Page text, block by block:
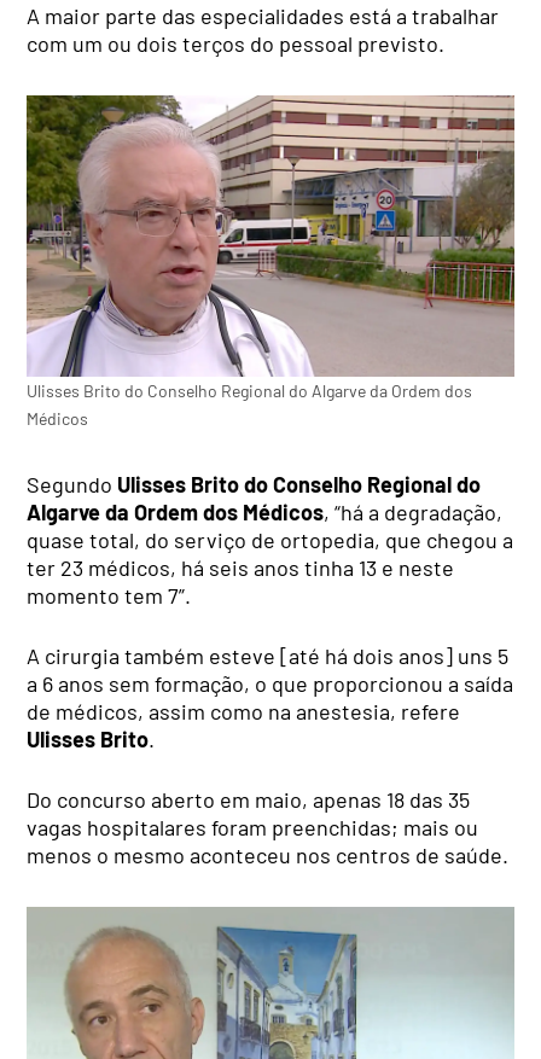
A maior parte das especialidades está a trabalhar
com um ou dois terços do pessoal previsto.
Ulisses Brito do Conselho Regional do Algarve da Ordem dos
Médicos
Segundo Ulisses Brito do Conselho Regional do
Algarve da Ordem dos Médicos, “há a degradação,
quase total, do serviço de ortopedia, que chegou a
ter 23 médicos, há seis anos tinha 13 e neste
momento tem 7”.
A cirurgia também esteve [até há dois anos] uns 5
a 6 anos sem formação, o que proporcionou a saída
de médicos, assim como na anestesia, refere
Ulisses Brito.
Do concurso aberto em maio, apenas 18 das 35
vagas hospitalares foram preenchidas; mais ou
menos o mesmo aconteceu nos centros de saúde.